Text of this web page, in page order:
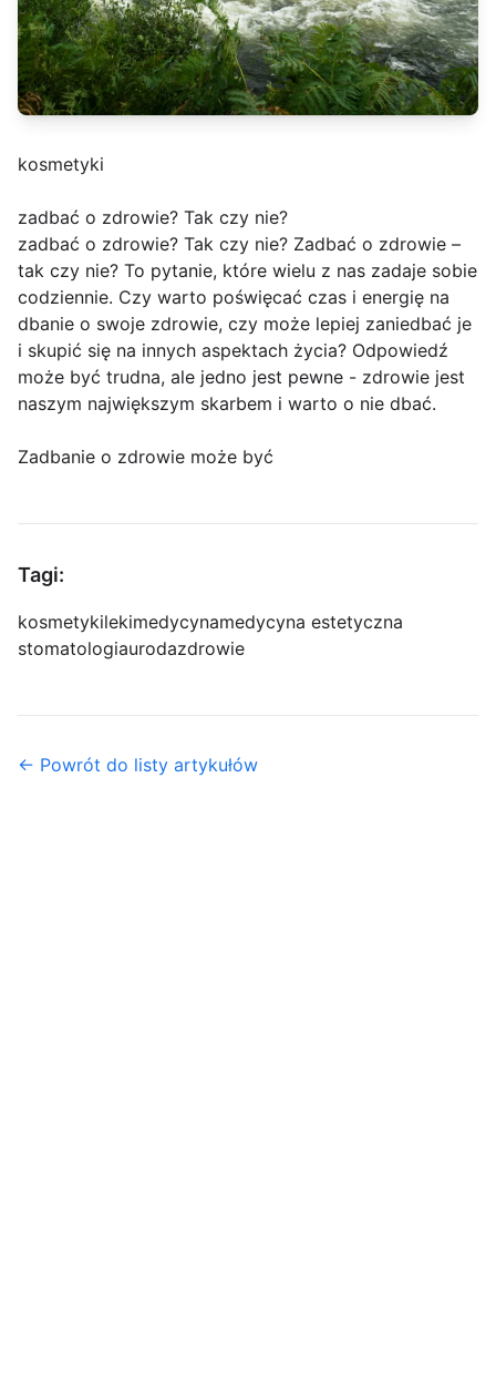
kosmetyki
zadbać o zdrowie? Tak czy nie?
zadbać o zdrowie? Tak czy nie? Zadbać o zdrowie –
tak czy nie? To pytanie, które wielu z nas zadaje sobie
codziennie. Czy warto poświęcać czas i energię na
dbanie o swoje zdrowie, czy może lepiej zaniedbać je
i skupić się na innych aspektach życia? Odpowiedź
może być trudna, ale jedno jest pewne - zdrowie jest
naszym największym skarbem i warto o nie dbać.
Zadbanie o zdrowie może być
Tagi:
kosmetykilekimedycynamedycyna estetyczna
stomatologiaurodazdrowie
← Powrót do listy artykułów